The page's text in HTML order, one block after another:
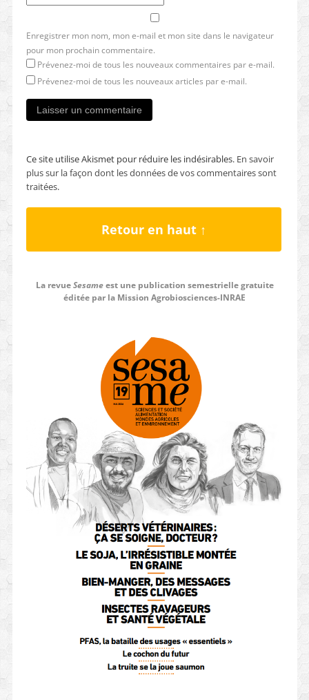
Enregistrer mon nom, mon e-mail et mon site dans le navigateur
pour mon prochain commentaire.
Prévenez-moi de tous les nouveaux commentaires par e-mail.
Prévenez-moi de tous les nouveaux articles par e-mail.
Ce site utilise Akismet pour réduire les indésirables. En savoir
plus sur la façon dont les données de vos commentaires sont
traitées.
Retour en haut ↑
La revueSesameest une publication semestrielle gratuite
éditée par la Mission Agrobiosciences-INRAE